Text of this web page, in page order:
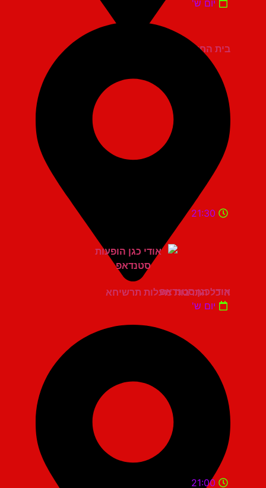
בית החייל תל אביב
יום ש'
היכל התרבות מעלות תרשיחא
21:30
אודי כגן סטנדאפ
יום ש'
21:00